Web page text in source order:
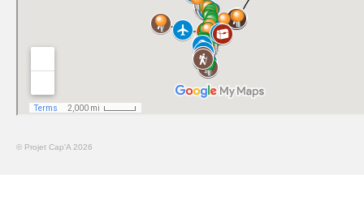
© Projet Cap'A 2026